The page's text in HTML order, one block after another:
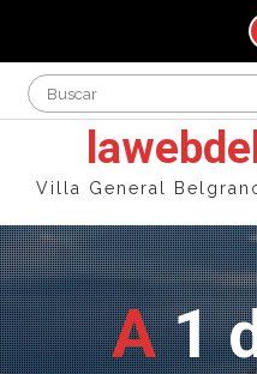
Skip
Villa General
A 1 día del